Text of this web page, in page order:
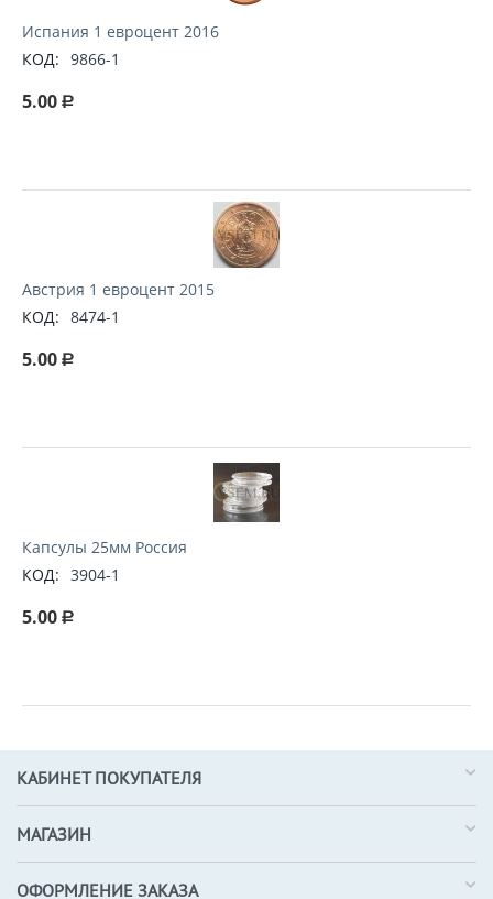
Испания 1 евроцент 2016
КОД: 9866-1
5.00 Р
Австрия 1 евроцент 2015
КОД: 8474-1
5.00 Р
Капсулы 25мм Россия
КОД: 3904-1
5.00 Р
КАБИНЕТ ПОКУПАТЕЛЯ
МАГАЗИН
ОФОРМЛЕНИЕ ЗАКАЗА